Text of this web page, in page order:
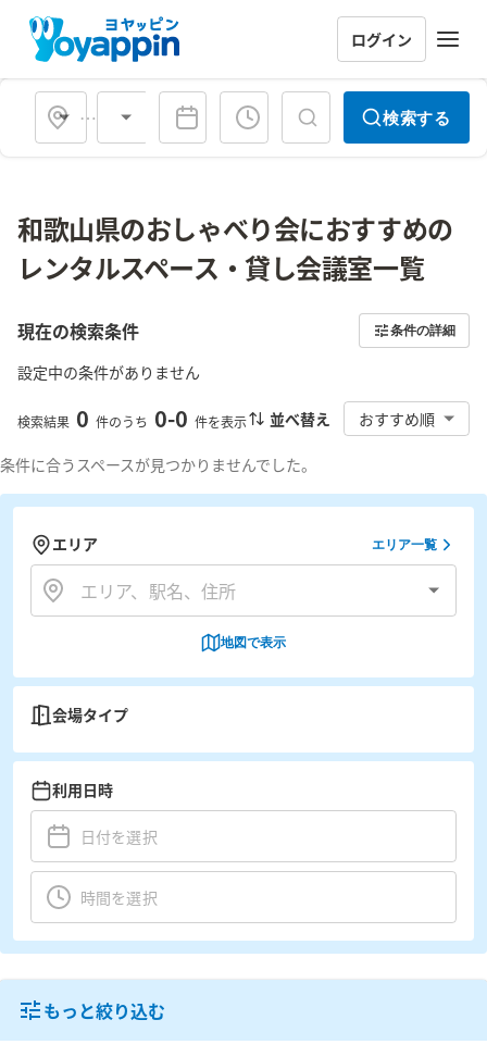
ログイン
会場タイプ 検索する
和歌山県のおしゃべり会におすすめの
レンタルスペース・貸し会議室一覧
現在の検索条件 条件の詳細
設定中の条件がありません
検索結果 0 件のうち 0-0 件を表示 並べ替え おすすめ順
条件に合うスペースが見つかりませんでした。
エリア エリア一覧
地図で表示
会場タイプ
利用日時
もっと絞り込む